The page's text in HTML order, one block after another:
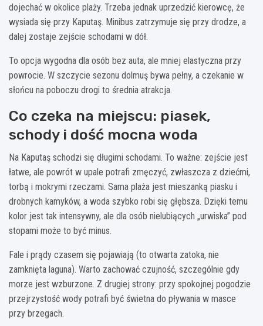
dojechać w okolice plaży. Trzeba jednak uprzedzić kierowcę, że
wysiada się przy Kaputaş. Minibus zatrzymuje się przy drodze, a
dalej zostaje zejście schodami w dół.
To opcja wygodna dla osób bez auta, ale mniej elastyczna przy
powrocie. W szczycie sezonu dolmuş bywa pełny, a czekanie w
słońcu na poboczu drogi to średnia atrakcja.
Co czeka na miejscu: piasek,
schody i dość mocna woda
Na Kaputaş schodzi się długimi schodami. To ważne: zejście jest
łatwe, ale powrót w upale potrafi zmęczyć, zwłaszcza z dziećmi,
torbą i mokrymi rzeczami. Sama plaża jest mieszanką piasku i
drobnych kamyków, a woda szybko robi się głębsza. Dzięki temu
kolor jest tak intensywny, ale dla osób nielubiących „urwiska” pod
stopami może to być minus.
Fale i prądy czasem się pojawiają (to otwarta zatoka, nie
zamknięta laguna). Warto zachować czujność, szczególnie gdy
morze jest wzburzone. Z drugiej strony: przy spokojnej pogodzie
przejrzystość wody potrafi być świetna do pływania w masce
przy brzegach.